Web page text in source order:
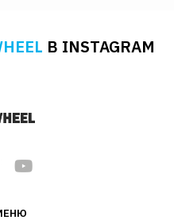
В INSTAGRAM